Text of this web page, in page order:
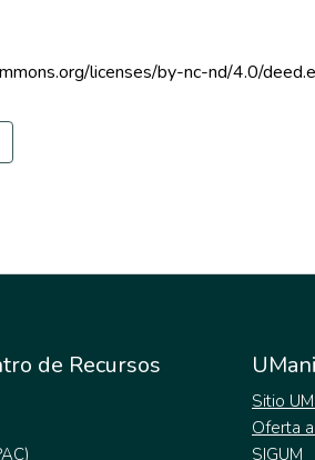
licenses/by-nc-nd/4.0/
de Recursos
Sitio
Oferta
SIGUM